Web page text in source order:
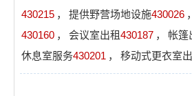
430215 ， 提供野营场地设施430026 ，
430160 ， 会议室出租430187 ， 帐篷
休息室服务430201 ， 移动式更衣室